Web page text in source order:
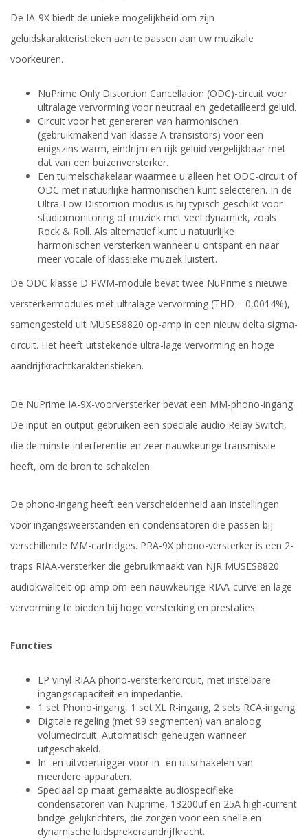
De IA-9X biedt de unieke mogelijkheid om zijn
geluidskarakteristieken aan te passen aan uw muzikale
voorkeuren.
NuPrime Only Distortion Cancellation (ODC)-circuit voor
ultralage vervorming voor neutraal en gedetailleerd geluid.
Circuit voor het genereren van harmonischen
(gebruikmakend van klasse A-transistors) voor een
enigszins warm, eindrijm en rijk geluid vergelijkbaar met
dat van een buizenversterker.
Een tuimelschakelaar waarmee u alleen het ODC-circuit of
ODC met natuurlijke harmonischen kunt selecteren. In de
Ultra-Low Distortion-modus is hij typisch geschikt voor
studiomonitoring of muziek met veel dynamiek, zoals
Rock & Roll. Als alternatief kunt u natuurlijke
harmonischen versterken wanneer u ontspant en naar
meer vocale of klassieke muziek luistert.
De ODC klasse D PWM-module bevat twee NuPrime's nieuwe
versterkermodules met ultralage vervorming (THD = 0,0014%),
samengesteld uit MUSES8820 op-amp in een nieuw delta sigma-
circuit. Het heeft uitstekende ultra-lage vervorming en hoge
aandrijfkrachtkarakteristieken.
De NuPrime IA-9X-voorversterker bevat een MM-phono-ingang.
De input en output gebruiken een speciale audio Relay Switch,
die de minste interferentie en zeer nauwkeurige transmissie
heeft, om de bron te schakelen.
De phono-ingang heeft een verscheidenheid aan instellingen
voor ingangsweerstanden en condensatoren die passen bij
verschillende MM-cartridges. PRA-9X phono-versterker is een 2-
traps RIAA-versterker die gebruikmaakt van NJR MUSES8820
audiokwaliteit op-amp om een nauwkeurige RIAA-curve en lage
vervorming te bieden bij hoge versterking en prestaties.
Functies
LP vinyl RIAA phono-versterkercircuit, met instelbare
ingangscapaciteit en impedantie.
1 set Phono-ingang, 1 set XL R-ingang, 2 sets RCA-ingang.
Digitale regeling (met 99 segmenten) van analoog
volumecircuit. Automatisch geheugen wanneer
uitgeschakeld.
In- en uitvoertrigger voor in- en uitschakelen van
meerdere apparaten.
Speciaal op maat gemaakte audiospecifieke
condensatoren van Nuprime, 13200uf en 25A high-current
bridge-gelijkrichters, die zorgen voor een snelle en
dynamische luidsprekeraandrijfkracht.